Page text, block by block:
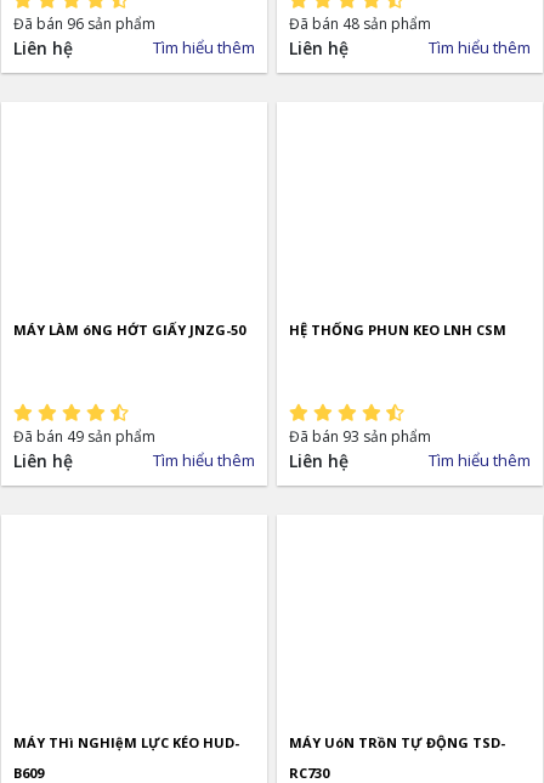
Đã bán 96 sản phẩm
Liên hệ Tìm hiểu thêm
Đã bán 48 sản phẩm
Liên hệ Tìm hiểu thêm
MÁY LÀM óNG HỚT GIẤY JNZG-50
Đã bán 49 sản phẩm
Liên hệ Tìm hiểu thêm
HỆ THỐNG PHUN KEO LNH CSM
Đã bán 93 sản phẩm
Liên hệ Tìm hiểu thêm
MÁY THì NGHIệM LỰC KÉO HUD-
B609
MÁY UóN TRồN TỰ ĐỘNG TSD-
RC730